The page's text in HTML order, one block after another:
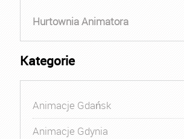
Hurtownia Animatora
Kategorie
Animacje Gdańsk
Animacje Gdynia